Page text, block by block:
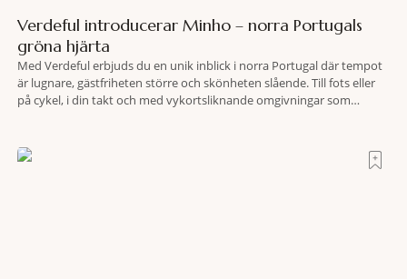
Verdeful introducerar Minho – norra Portugals
gröna hjärta
Med Verdeful erbjuds du en unik inblick i norra Portugal där tempot
är lugnare, gästfriheten större och skönheten slående. Till fots eller
på cykel, i din takt och med vykortsliknande omgivningar som
travel när det